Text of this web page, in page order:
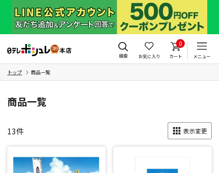
検索 お気に入り
0
カート メニュー
トップ 商品一覧
商品一覧
13件 表示変更